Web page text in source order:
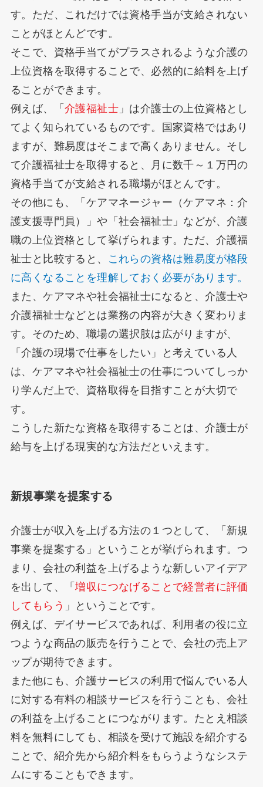
す。ただ、これだけでは資格手当が支給されない
ことがほとんどです。
そこで、資格手当てがプラスされるような介護の
上位資格を取得することで、必然的に給料を上げ
ることができます。
例えば、「 介護福祉士」は介護士の上位資格とし
てよく知られているものです。国家資格ではあり
ますが、難易度はそこまで高くありません。そし
て介護福祉士を取得すると、月に数千～１万円の
資格手当てが支給される職場がほとんです。
その他にも、「ケアマネージャー（ケアマネ：介
護支援専門員）」や「社会福祉士」などが、介護
職の上位資格として挙げられます。ただ、介護福
祉士と比較すると、
これらの資格は難易度が格段
に高くなることを理解しておく必要があります。
また、ケアマネや社会福祉士になると、介護士や
介護福祉士などとは業務の内容が大きく変わりま
す。そのため、職場の選択肢は広がりますが、
「介護の現場で仕事をしたい」と考えている人
は、ケアマネや社会福祉士の仕事についてしっか
り学んだ上で、資格取得を目指すことが大切で
す。
こうした新たな資格を取得することは、介護士が
給与を上げる現実的な方法だといえます。
新規事業を提案する
介護士が収入を上げる方法の１つとして、「新規
事業を提案する」ということが挙げられます。つ
まり、会社の利益を上げるような新しいアイデア
を出して、「増収につなげることで経営者に評価
してもらう 」ということです。
例えば、デイサービスであれば、利用者の役に立
つような商品の販売を行うことで、会社の売上ア
ップが期待できます。
また他にも、介護サービスの利用で悩んでいる人
に対する有料の相談サービスを行うことも、会社
の利益を上げることにつながります。たとえ相談
料を無料にしても、相談を受けて施設を紹介する
ことで、紹介先から紹介料をもらうようなシステ
ムにすることもできます。